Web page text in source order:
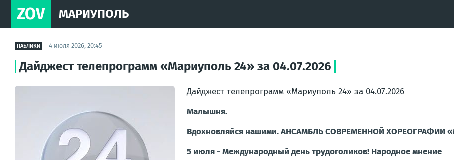
ZOV МАРИУПОЛЬ
ПАБЛИКИ 4 июля 2026, 20:45
Дайджест телепрограмм «Мариуполь 24» за 04.07.2026
Дайджест телепрограмм «Мариуполь 24» за 04.07.2026
Малышня.
Вдохновляйся нашими. АНСАМБЛЬ СОВРЕМЕННОЙ ХОРЕОГРАФИИ
5 июля - Международный день трудоголиков! Народное мнение